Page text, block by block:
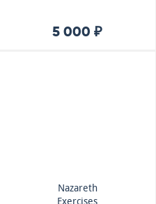
5 000 ₽
Nazareth
Exercises